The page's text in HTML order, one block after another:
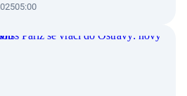
05:00